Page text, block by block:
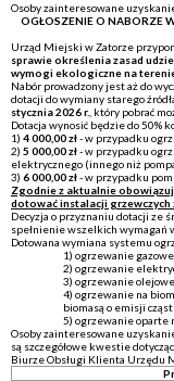
Osoby zainteresowane
OGŁOSZENIE O NABORZE
Urząd Miejski w Zatorze
sprawie określenia zasad
wymogi ekologiczne na
Nabór prowadzony jest aż do
dotacji do wymiany starego
stycznia 2026 r. , który pobrać
Dotacja wynosić będzie do 50%
1) 4 000,00 zł- w przypadku
2) 5 000,00 zł- w przypadku
elektrycznego (innego niż pompa
3) 6 000,00 zł- w przypadku
Zgodnie z aktualnie
dotować instalacji grzewczych
Decyzja o przyznaniu dotacji ze
spełnienie wszelkich wymagań
Dotowana wymiana systemu
1) ogrzewanie gazowe,
2) ogrzewanie
3) ogrzewanie olejowe,
4) ogrzewanie na
biomasą o emisji
5) ogrzewanie oparte
Osoby zainteresowane
są szczegółowe kwestie
Biurze Obsługi Klienta Urzędu